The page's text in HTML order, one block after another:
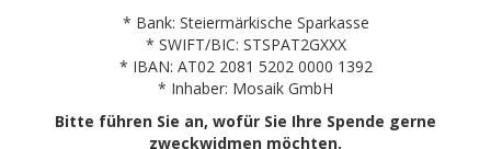
* Bank: Steiermärkische Sparkasse
* SWIFT/BIC: STSPAT2GXXX
* IBAN: AT02 2081 5202 0000 1392
* Inhaber: Mosaik GmbH
Bitte führen Sie an, wofür Sie Ihre Spende gerne
zweckwidmen möchten.